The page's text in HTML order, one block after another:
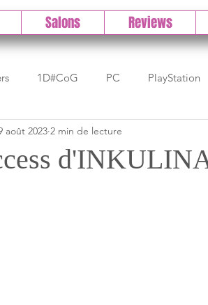
Salons Reviews
1D#CoG PC PlayStation
Test indé DLC
août 2023 2 min de lecture